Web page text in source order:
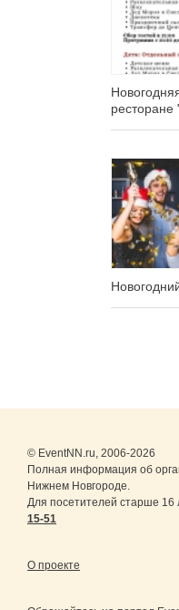
ресторане
© EventNN.ru, 2006-2026
Полная информация об
Нижнем Новгороде.
Для посетителей старше 16
15-51
О проекте